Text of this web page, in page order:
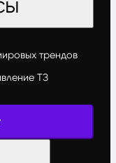
трендов
ТЗ